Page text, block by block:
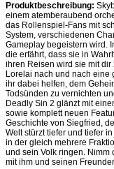
Produktbeschreibung:
einem atemberaubend
das Rollenspiel-Fans mit
System, verschiedenen
Gameplay begeistern wird.
die erfährt, dass sie in
ihren Reisen wird sie mit
Lorelai nach und nach eine
ihr dabei helfen, dem
Todsünden zu vernichten
Deadly Sin 2 glänzt mit
sowie komplett neuen
Geschichte von Siegfried,
Welt stürzt tiefer und tiefer
in der gleich mehrere
und sein Volk ringen.
mit ihm und seinen